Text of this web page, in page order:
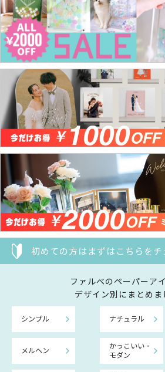
初めての方はまずはこちらをチ
ファルべのペーパーア
デザイン別にまとめま
シンプル ナチュラル
メルヘン
かっこいい・
モダン